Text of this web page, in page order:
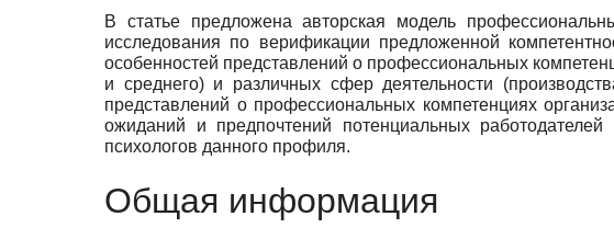
В статье предложена авторская модель
исследования по верификации предложенной
особенностей представлений о профессиональных
и среднего) и различных сфер деятельности
представлений о профессиональных компетенциях
ожиданий и предпочтений потенциальных работодателей
психологов данного профиля.
Общая информация